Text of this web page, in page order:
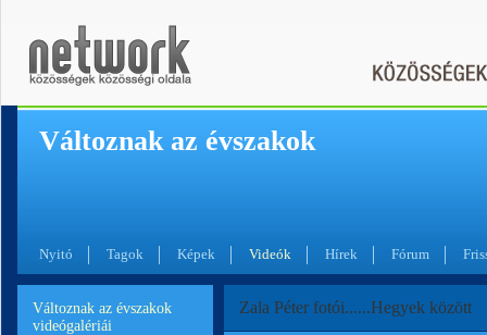
Változnak az évszakok
Nyitó Tagok Képek Videók Hírek Fórum
Változnak az évszakok
videógalériái
Zala Péter fotói......Hegyek között